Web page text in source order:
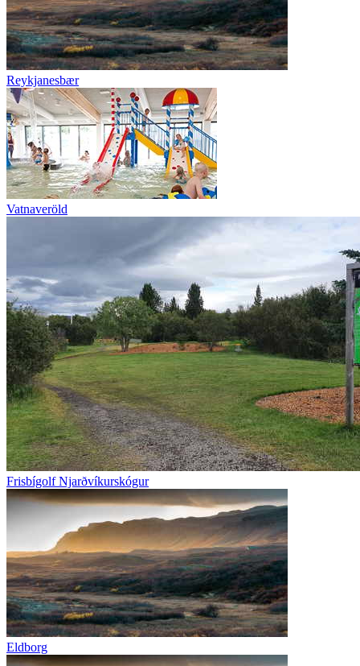
Reykjanesbær
Vatnaveröld
Frisbígolf Njarðvíkurskógur
Eldborg